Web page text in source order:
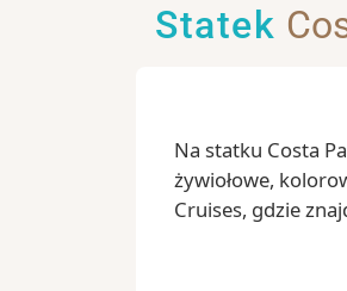
Statek
Na statku Costa
żywiołowe,
Cruises, gdzie